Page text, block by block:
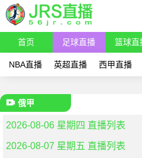
首页 足球直播 篮球直
NBA直播 英超直播 西甲直播
俄甲
2026-08-06 星期四 直播列表
2026-08-07 星期五 直播列表